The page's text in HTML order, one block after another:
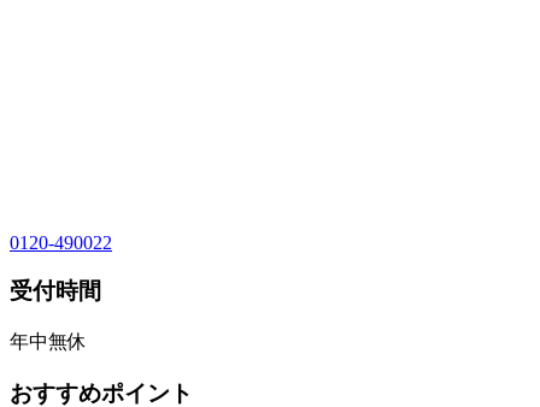
0120-490022
受付時間
年中無休
おすすめポイント